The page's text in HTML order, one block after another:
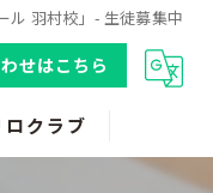
ル 羽村校」- 生徒募集中
せはこちら
ロクラブ